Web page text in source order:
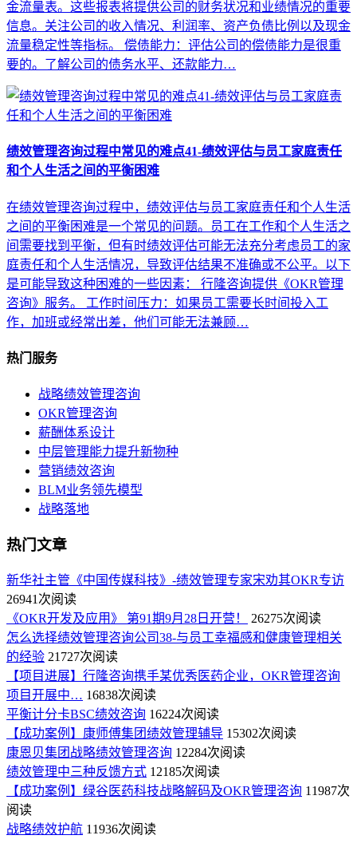
金流量表。这些报表将提供公司的财务状况和业绩情况的重要
信息。关注公司的收入情况、利润率、资产负债比例以及现金
流量稳定性等指标。 偿债能力：评估公司的偿债能力是很重
要的。了解公司的债务水平、还款能力…
绩效管理咨询过程中常见的难点41-绩效评估与员工家庭责任
和个人生活之间的平衡困难
在绩效管理咨询过程中，绩效评估与员工家庭责任和个人生活
之间的平衡困难是一个常见的问题。员工在工作和个人生活之
间需要找到平衡，但有时绩效评估可能无法充分考虑员工的家
庭责任和个人生活情况，导致评估结果不准确或不公平。以下
是可能导致这种困难的一些因素： 行隆咨询提供《OKR管理
咨询》服务。 工作时间压力：如果员工需要长时间投入工
作，加班或经常出差，他们可能无法兼顾…
热门服务
战略绩效管理咨询
OKR管理咨询
薪酬体系设计
中层管理能力提升新物种
营销绩效咨询
BLM业务领先模型
战略落地
热门文章
新华社主管《中国传媒科技》-绩效管理专家宋劝其OKR专访
26941次阅读
《OKR开发及应用》 第91期9月28日开营！
26275次阅读
怎么选择绩效管理咨询公司38-与员工幸福感和健康管理相关
的经验 21727次阅读
【项目进展】行隆咨询携手某优秀医药企业，OKR管理咨询
项目开展中… 16838次阅读
平衡计分卡BSC绩效咨询 16224次阅读
【成功案例】康师傅集团绩效管理辅导 15302次阅读
康恩贝集团战略绩效管理咨询 12284次阅读
绩效管理中三种反馈方式 12185次阅读
【成功案例】绿谷医药科技战略解码及OKR管理咨询 11987次
阅读
战略绩效护航 11936次阅读